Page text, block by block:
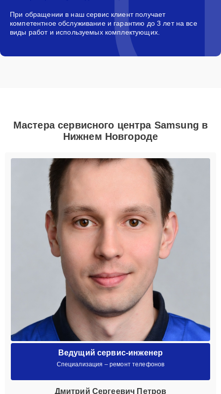
При обращении в наш сервис клиент получает
компетентное обслуживание и гарантию до 3 лет на все
виды работ и используемых комплектующих.
Мастера сервисного центра Samsung в
Нижнем Новгороде
Ведущий сервис-инженер
Специализация – ремонт телефонов
Дмитрий Сергеевич Петров